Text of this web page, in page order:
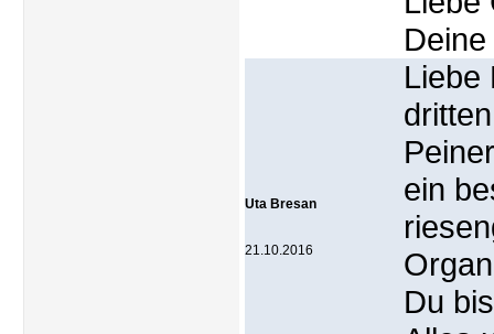
Uta Bresan
21.10.2016
Liebe
ein
Du